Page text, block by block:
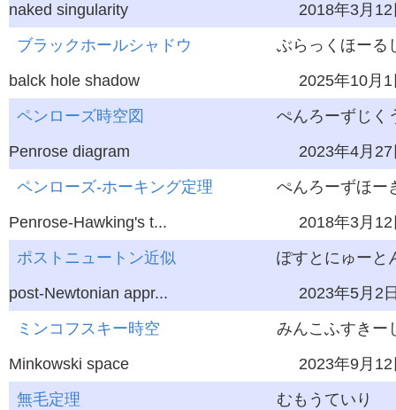
naked singularity
2018年3月12
ブラックホールシャドウ
ぶらっくほーる
balck hole shadow
2025年10月1
ペンローズ時空図
ぺんろーずじく
Penrose diagram
2023年4月27
ペンローズ-ホーキング定理
ぺんろーずほー
Penrose-Hawking's t...
2018年3月12
ポストニュートン近似
ぽすとにゅーと
post-Newtonian appr...
2023年5月2
ミンコフスキー時空
みんこふすきー
Minkowski space
2023年9月12
無毛定理
むもうていり